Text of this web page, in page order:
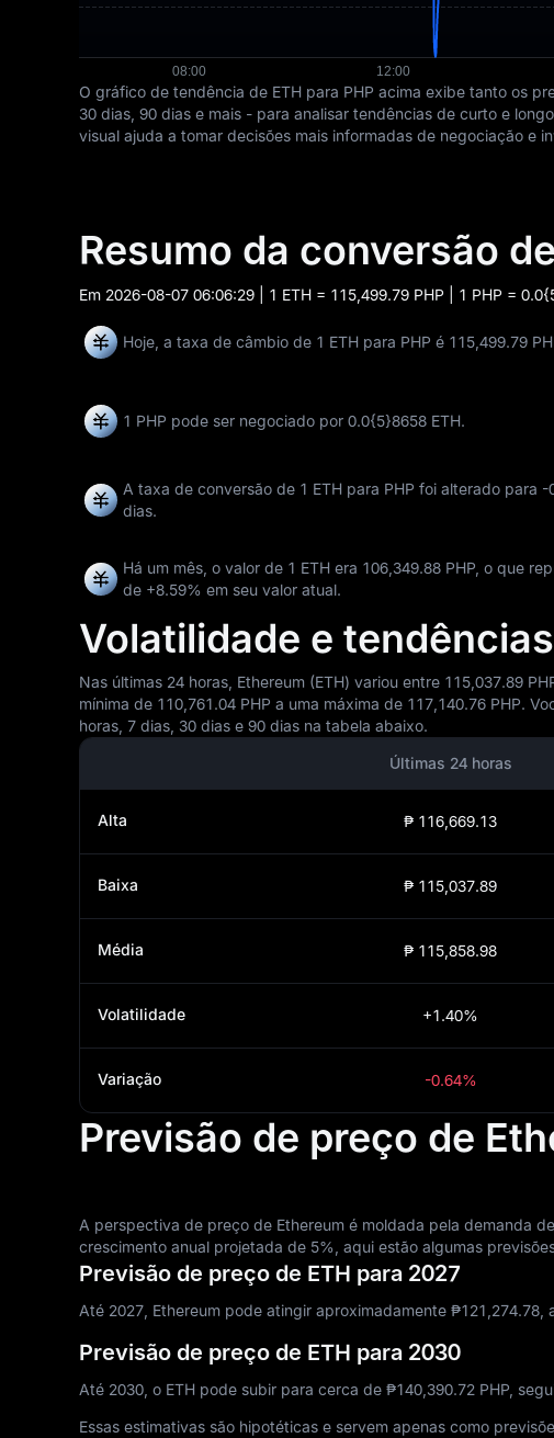
O gráfico de tendência de ETH para PHP acima exibe tanto os
30 dias, 90 dias e mais - para analisar tendências de curto e
visual ajuda a tomar decisões mais informadas de negociação e
Resumo da conversão
Em 2026-08-07 06:06:29 | 1 ETH = 115,499.79 PHP | 1 PHP =
Hoje, a taxa de câmbio de 1 ETH para PHP é 115,499.79
1 PHP pode ser negociado por 0.0{5}8658 ETH.
A taxa de conversão de 1 ETH para PHP foi alterado para -
dias.
Há um mês, o valor de 1 ETH era 106,349.88 PHP, o que
de +8.59% em seu valor atual.
Volatilidade e
Nas últimas 24 horas, Ethereum (ETH) variou entre 115,037.89
mínima de 110,761.04 PHP a uma máxima de 117,140.76 PHP.
horas, 7 dias, 30 dias e 90 dias na tabela abaixo.
Últimas 24 horas
Alta ₱ 116,669.13
Baixa ₱ 115,037.89
Média ₱ 115,858.98
Volatilidade +1.40%
Variação -0.64%
Previsão de preço de
A perspectiva de preço de Ethereum é moldada pela demanda
crescimento anual projetada de 5%, aqui estão algumas
Previsão de preço de ETH para 2027
Até 2027, Ethereum pode atingir aproximadamente
Previsão de preço de ETH para 2030
Até 2030, o ETH pode subir para cerca de ₱‎140,390.72 PHP,
Essas estimativas são hipotéticas e servem apenas como